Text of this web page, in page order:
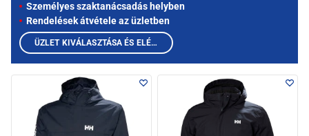
Személyes szaktanácsadás helyben
Rendelések átvétele az üzletben
ÜZLET KIVÁLASZTÁSA ÉS ELÉRHETŐ TERMÉKEK MEGTEKINTÉSE